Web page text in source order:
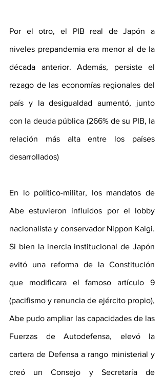
Por el otro, el PIB real de Japón a
niveles prepandemia era menor al de la
década anterior. Además, persiste el
rezago de las economías regionales del
país y la desigualdad aumentó, junto
con la deuda pública (266% de su PIB, la
relación más alta entre los países
desarrollados)
En lo político-militar, los mandatos de
Abe estuvieron influidos por el lobby
nacionalista y conservador Nippon Kaigi.
Si bien la inercia institucional de Japón
evitó una reforma de la Constitución
que modificara el famoso artículo 9
(pacifismo y renuncia de ejército propio),
Abe pudo ampliar las capacidades de las
Fuerzas de Autodefensa, elevó la
cartera de Defensa a rango ministerial y
creó un Consejo y Secretaría de